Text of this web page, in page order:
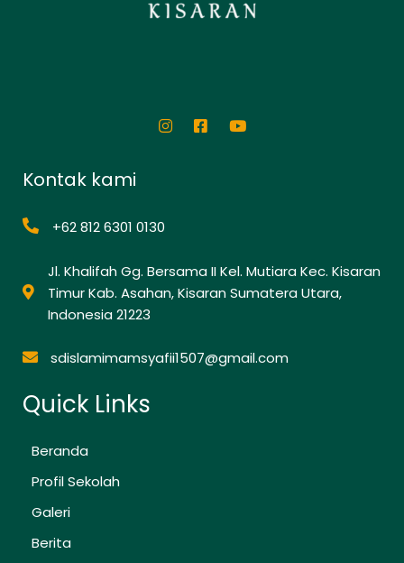
Kontak kami
+62 812 6301 0130
Jl. Khalifah Gg. Bersama II Kel. Mutiara Kec. Kisaran
Timur Kab. Asahan, Kisaran Sumatera Utara,
Indonesia 21223
sdislamimamsyafii1507@gmail.com
Quick Links
Beranda
Profil Sekolah
Galeri
Berita